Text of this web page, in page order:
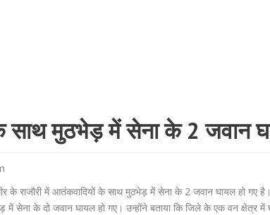
साथ मुठभेड़ में सेना के 2 जवान
के राजौरी में आतंकवादियों के साथ मुठभेड़ में सेना के 2 जवान घायल हो गए
सेना के दो जवान घायल हो गए। उन्होंने बताया कि जिले के एक वन क्षेत्र में